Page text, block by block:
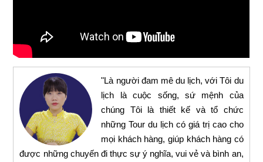
"Là người đam mê du lịch, với Tôi du
lịch là cuộc sống, sứ mệnh của
chúng Tôi là thiết kế và tổ chức
những Tour du lịch có giá trị cao cho
mọi khách hàng, giúp khách hàng có
được những chuyến đi thực sự ý nghĩa, vui vẻ và bình an,